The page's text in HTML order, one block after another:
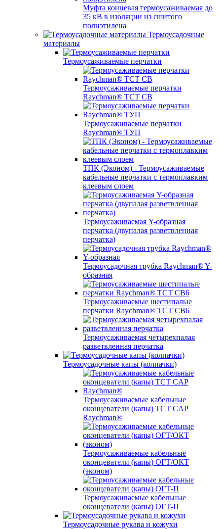
Муфта концевая термоусаживаемая до
35 кВ в изоляции из сшитого
полиэтилена
Термоусадочные
материалы
Термоусаживаемые перчатки
Термоусаживаемые перчатки
Raychman® TCT CB
Термоусаживаемые перчатки
Raychman® ТУП
ТПК (Эконом) - Термоусаживаемые
кабельные перчатки с термоплавким
клеевым слоем
Термоусаживаемая Y-образная
перчатка (двупалая разветвленная
перчатка)
Термоусадочная трубка Raychman® Y-
образная
Термоусаживаемые шестипалые
перчатки Raychman® ТСТ СВ6
Термоусаживаемая четырехпалая
разветвленная перчатка
Термоусадочные капы (колпачки)
Термоусаживаемые кабельные
оконцеватели (капы) ТCT CAP
Raychman®
Термоусаживаемые кабельные
оконцеватели (капы) ОГТ/ОКТ
(эконом)
Термоусаживаемые кабельные
оконцеватели (капы) ОГТ-П
Термоусадочные рукава и кожухи